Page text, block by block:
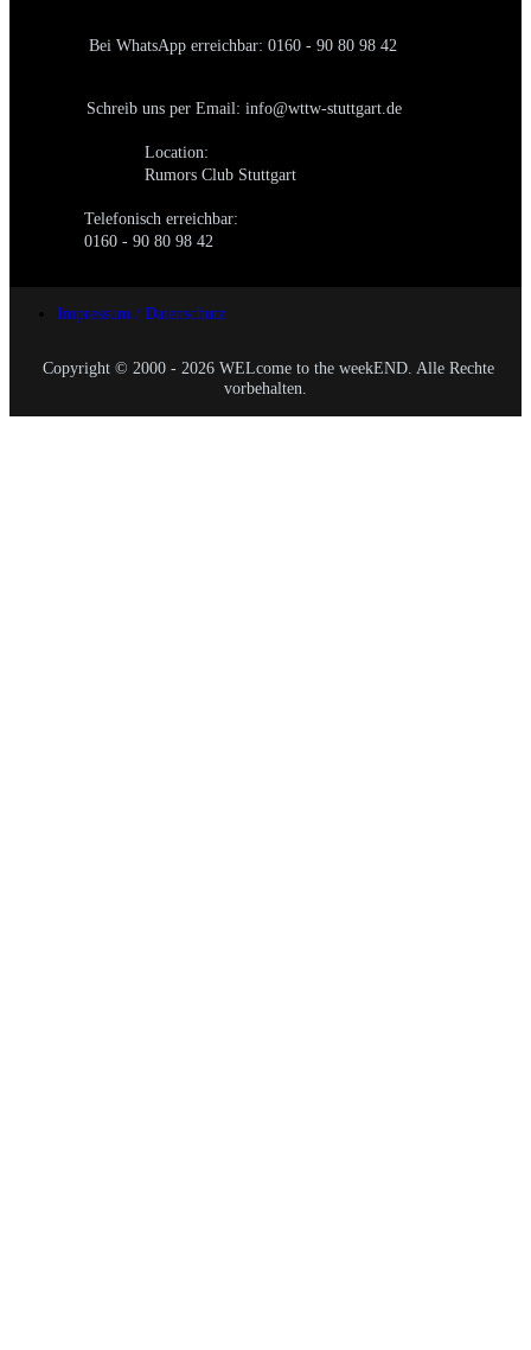
Bei WhatsApp erreichbar: 0160 - 90 80 98 42
Schreib uns per Email: info@wttw-stuttgart.de
Location:
Rumors Club Stuttgart
Telefonisch erreichbar:
0160 - 90 80 98 42
Impressum / Datenschutz
Copyright © 2000 - 2026 WELcome to the weekEND. Alle Rechte
vorbehalten.